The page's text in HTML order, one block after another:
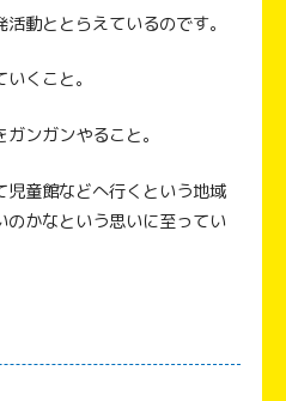
動ととらえているのです。
くこと。
ンガンやること。
児童館などへ行くという地域
のかなという思いに至ってい